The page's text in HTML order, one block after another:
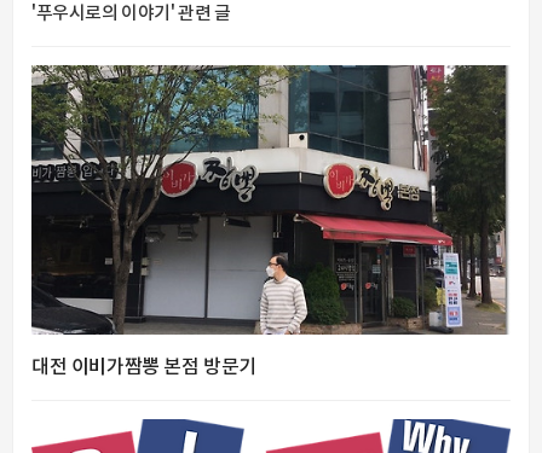
'푸우시로의 이야기' 관련 글
대전 이비가짬뽕 본점 방문기